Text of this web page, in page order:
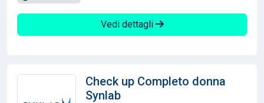
Vedi dettagli
Check up Completo donna
Synlab